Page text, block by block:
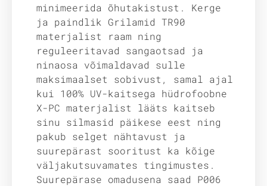
minimeerida õhutakistust. Kerge
ja paindlik Grilamid TR90
materjalist raam ning
reguleeritavad sangaotsad ja
ninaosa võimaldavad sulle
maksimaalset sobivust, samal ajal
kui 100% UV-kaitsega hüdrofoobne
X-PC materjalist lääts kaitseb
sinu silmasid päikese eest ning
pakub selget nähtavust ja
suurepärast sooritust ka kõige
väljakutsuvamates tingimustes.
Suurepärase omadusena saad P006